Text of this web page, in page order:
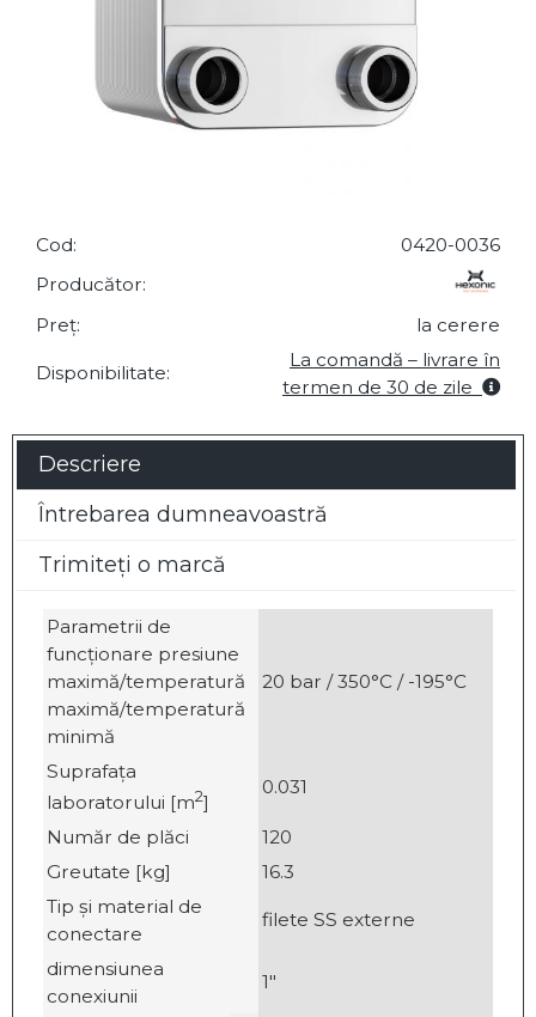
Cod:
0420-0036
Producător:
Preț:
la cerere
Disponibilitate:
La comandă – livrare în
termen de 30 de zile
Descriere
Întrebarea dumneavoastră
Trimiteți o marcă
Parametrii de
funcționare presiune
maximă/temperatură
maximă/temperatură
minimă
20 bar / 350°C / -195°C
Suprafața
laboratorului [m2]
0.031
Număr de plăci
120
Greutate [kg]
16.3
Tip și material de
conectare
filete SS externe
dimensiunea
conexiunii
1"